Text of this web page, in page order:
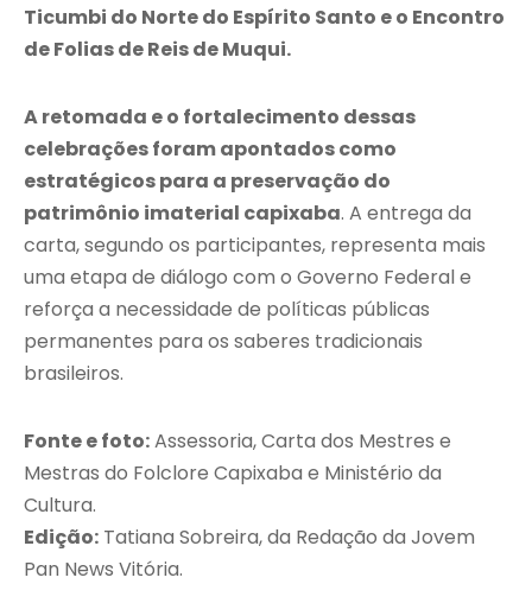
Ticumbi do Norte do Espírito Santo e o Encontro
de Folias de Reis de Muqui.
A retomada e o fortalecimento dessas
celebrações foram apontados como
estratégicos para a preservação do
patrimônio imaterial capixaba. A entrega da
carta, segundo os participantes, representa mais
uma etapa de diálogo com o Governo Federal e
reforça a necessidade de políticas públicas
permanentes para os saberes tradicionais
brasileiros.
Fonte e foto:Assessoria, Carta dos Mestres e
Mestras do Folclore Capixaba e Ministério da
Cultura.
Edição: Tatiana Sobreira, da Redação da Jovem
Pan News Vitória.